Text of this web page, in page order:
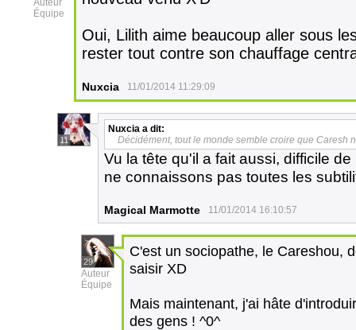
Auteur
Équipe
Oui, Lilith aime beaucoup aller sous
rester tout contre son chauffage
Nuxcia 11/01/2014 11:29:09
11
Nuxcia a dit:
Décidément, tout le monde semble croire que Caresh
Vu la tête qu'il a fait aussi, difficile
ne connaissons pas toutes les
Magical Marmotte 11/01/2014 16:10:57
29
Auteur
Équipe
C'est un sociopathe, le Careshou,
saisir XD
Mais maintenant, j'ai hâte
des gens ! ^0^